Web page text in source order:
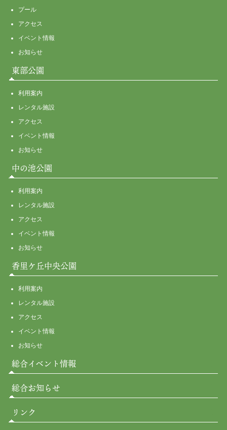
プール
アクセス
イベント情報
お知らせ
東部公園
利用案内
レンタル施設
アクセス
イベント情報
お知らせ
中の池公園
利用案内
レンタル施設
アクセス
イベント情報
お知らせ
香里ケ丘中央公園
利用案内
レンタル施設
アクセス
イベント情報
お知らせ
総合イベント情報
総合お知らせ
リンク